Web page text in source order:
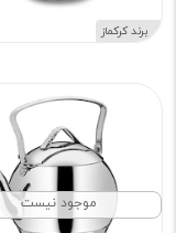
برند کرکماز
موجود نیست